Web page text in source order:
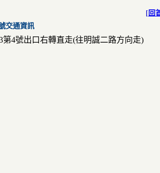
[ 回
交通資訊
第4號出口右轉直走(往明誠二路方向走)